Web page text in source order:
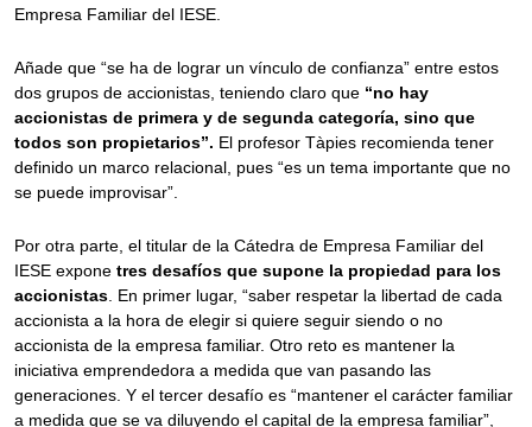
Empresa Familiar del IESE.
Añade que “se ha de lograr un vínculo de confianza” entre estos
dos grupos de accionistas, teniendo claro que “no hay
accionistas de primera y de segunda categoría, sino que
todos son propietarios”. El profesor Tàpies recomienda tener
definido un marco relacional, pues “es un tema importante que no
se puede improvisar”.
Por otra parte, el titular de la Cátedra de Empresa Familiar del
IESE expone tres desafíos que supone la propiedad para los
accionistas . En primer lugar, “saber respetar la libertad de cada
accionista a la hora de elegir si quiere seguir siendo o no
accionista de la empresa familiar. Otro reto es mantener la
iniciativa emprendedora a medida que van pasando las
generaciones. Y el tercer desafío es “mantener el carácter familiar
a medida que se va diluyendo el capital de la empresa familiar”,